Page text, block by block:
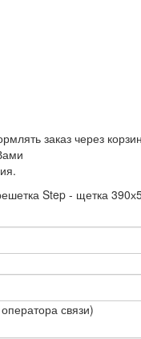
заказ через
Step - щетка
связи)